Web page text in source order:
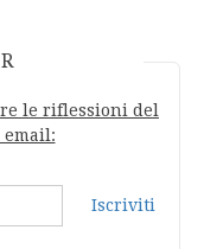
le riflessioni del
email:
Iscriviti